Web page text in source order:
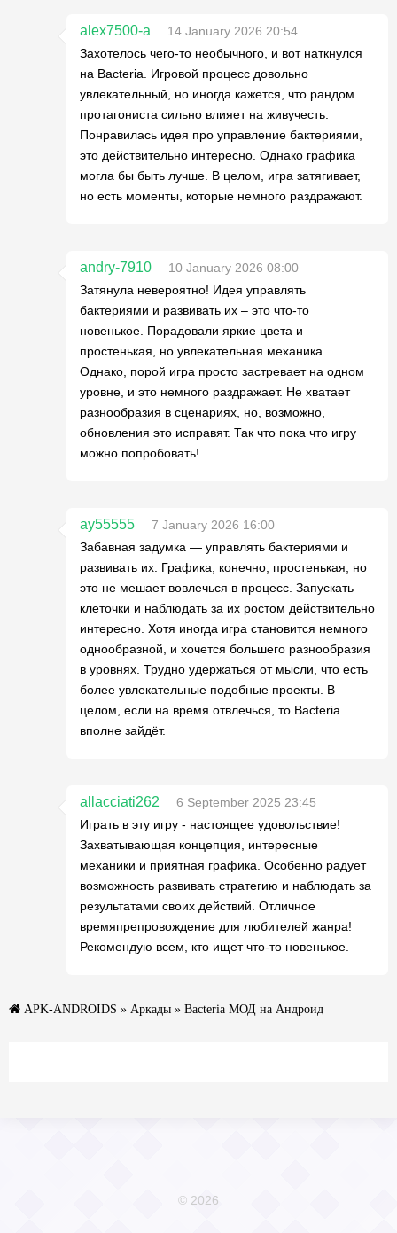
alex7500-a
14 January 2026 20:54
Захотелось чего-то необычного, и вот наткнулся
на Bacteria. Игровой процесс довольно
увлекательный, но иногда кажется, что рандом
протагониста сильно влияет на живучесть.
Понравилась идея про управление бактериями,
это действительно интересно. Однако графика
могла бы быть лучше. В целом, игра затягивает,
но есть моменты, которые немного раздражают.
andry-7910
10 January 2026 08:00
Затянула невероятно! Идея управлять
бактериями и развивать их – это что-то
новенькое. Порадовали яркие цвета и
простенькая, но увлекательная механика.
Однако, порой игра просто застревает на одном
уровне, и это немного раздражает. Не хватает
разнообразия в сценариях, но, возможно,
обновления это исправят. Так что пока что игру
можно попробовать!
ay55555
7 January 2026 16:00
Забавная задумка — управлять бактериями и
развивать их. Графика, конечно, простенькая, но
это не мешает вовлечься в процесс. Запускать
клеточки и наблюдать за их ростом действительно
интересно. Хотя иногда игра становится немного
однообразной, и хочется большего разнообразия
в уровнях. Трудно удержаться от мысли, что есть
более увлекательные подобные проекты. В
целом, если на время отвлечься, то Bacteria
вполне зайдёт.
allacciati262
6 September 2025 23:45
Играть в эту игру - настоящее удовольствие!
Захватывающая концепция, интересные
механики и приятная графика. Особенно радует
возможность развивать стратегию и наблюдать за
результатами своих действий. Отличное
времяпрепровождение для любителей жанра!
Рекомендую всем, кто ищет что-то новенькое.
APK-ANDROIDS » Аркады » Bacteria МОД на Андроид
© 2026